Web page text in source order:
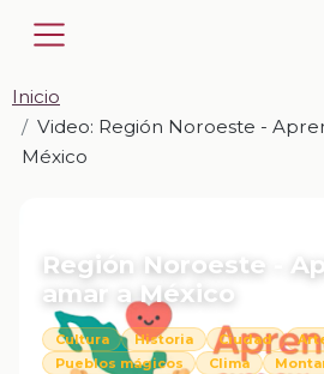
Inicio
Video: Región Noroeste -
México
Región Noroeste -
amar a México
Cultura Historia Ciudad
Pueblos mágicos
Clima